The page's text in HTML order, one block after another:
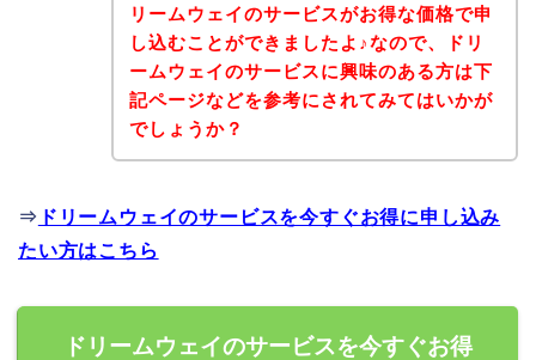
リームウェイのサービスがお得な価格で申
し込むことができましたよ♪なので、ドリ
ームウェイのサービスに興味のある方は下
記ページなどを参考にされてみてはいかが
でしょうか？
⇒ ドリームウェイのサービスを今すぐお得に申し込み
たい方はこちら
ドリームウェイのサービスを今すぐお得